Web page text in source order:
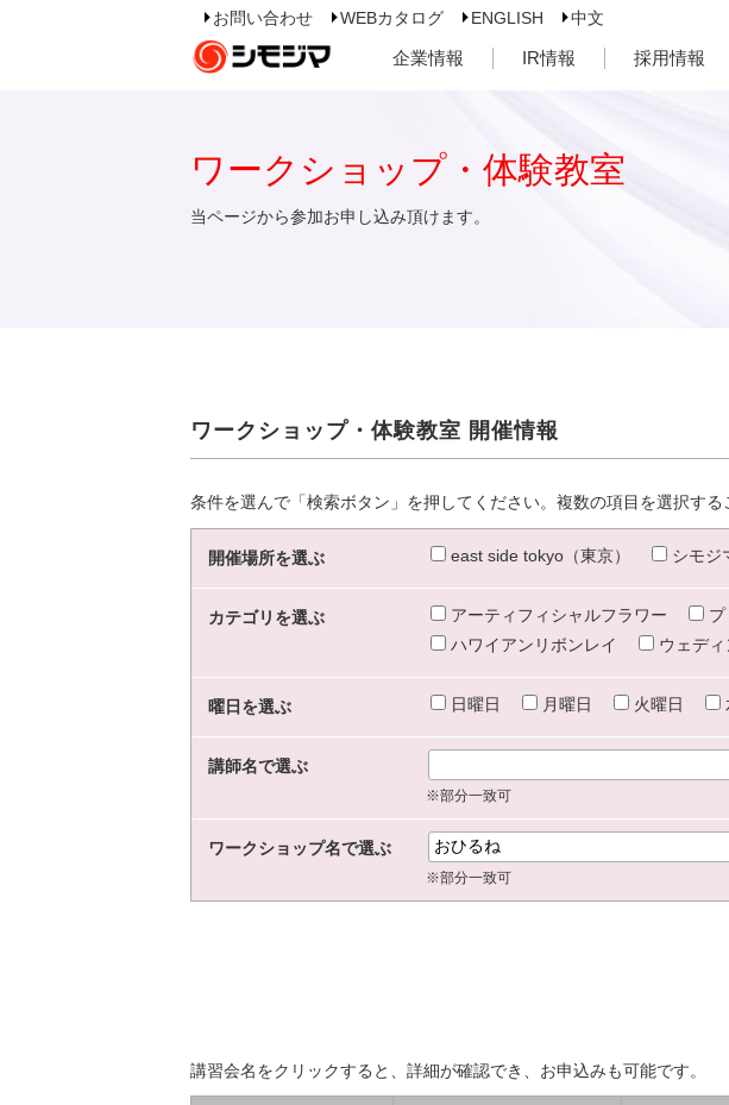
お問い合わせ WEBカタログ ENGLISH 中文
企業情報 IR情報 採用情報
ワークショップ・体験教室
当ページから参加お申し込み頂けます。
ワークショップ・体験教室 開催情報
条件を選んで「検索ボタン」を押してください。複数の項目を選択する
開催場所を選ぶ east side tokyo（東京） シモジ
カテゴリを選ぶ アーティフィシャルフラワー
ハワイアンリボンレイ
ウェデ
曜日を選ぶ 日曜日 月曜日 火曜日
講師名で選ぶ
※部分一致可
ワークショップ名で選ぶ
※部分一致可
講習会名をクリックすると、詳細が確認でき、お申込みも可能です。